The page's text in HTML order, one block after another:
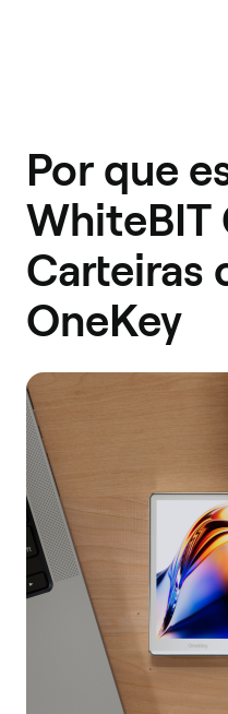
Por que
WhiteBIT
Carteiras
OneKey